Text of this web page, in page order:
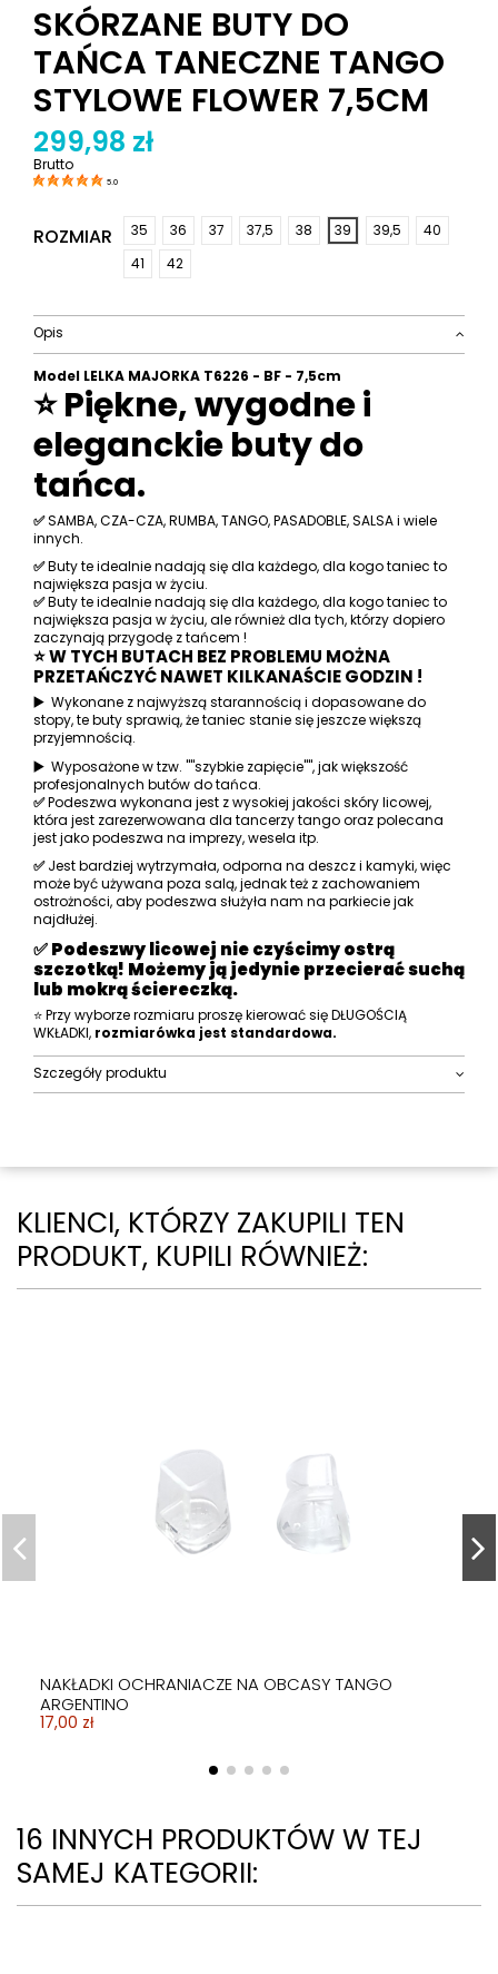
SKÓRZANE BUTY DO
TAŃCA TANECZNE TANGO
STYLOWE FLOWER 7,5CM
299,98 zł
Brutto
5.0
ROZMIAR 35 36 37 37,5 38 39 39,5
40
41
42
Opis
Model LELKA MAJORKA T6226 - BF - 7,5cm
⭐ Piękne, wygodne i
eleganckie buty do
tańca.
✅SAMBA, CZA-CZA, RUMBA, TANGO, PASADOBLE, SALSA i wiele
innych.
✅Buty te idealnie nadają się dla każdego, dla kogo taniec to
największa pasja w życiu.
✅Buty te idealnie nadają się dla każdego, dla kogo taniec to
największa pasja w życiu, ale również dla tych, którzy dopiero
zaczynają przygodę z tańcem !
⭐ W TYCH BUTACH BEZ PROBLEMU MOŻNA
PRZETAŃCZYĆ NAWET KILKANAŚCIE GODZIN !
▶️ Wykonane z najwyższą starannością i dopasowane do
stopy, te buty sprawią, że taniec stanie się jeszcze większą
przyjemnością.
▶️ Wyposażone w tzw. ""szybkie zapięcie"", jak większość
profesjonalnych butów do tańca.
✅Podeszwa wykonana jest z wysokiej jakości skóry licowej,
która jest zarezerwowana dla tancerzy tango oraz polecana
jest jako podeszwa na imprezy, wesela itp.
✅Jest bardziej wytrzymała, odporna na deszcz i kamyki, więc
może być używana poza salą, jednak też z zachowaniem
ostrożności, aby podeszwa służyła nam na parkiecie jak
najdłużej.
✅ Podeszwy licowej nie czyścimy ostrą
szczotką! Możemy ją jedynie przecierać suchą
lub mokrą ściereczką.
⭐ Przy wyborze rozmiaru proszę kierować się DŁUGOŚCIĄ
WKŁADKI, rozmiarówka jest standardowa.
Szczegóły produktu
KLIENCI, KTÓRZY ZAKUPILI TEN
PRODUKT, KUPILI RÓWNIEŻ:
NAKŁADKI OCHRANIACZE NA OBCASY TANGO
ARGENTINO
17,00 zł
16 INNYCH PRODUKTÓW W TEJ
SAMEJ KATEGORII: